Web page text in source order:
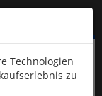
Technologien
zu